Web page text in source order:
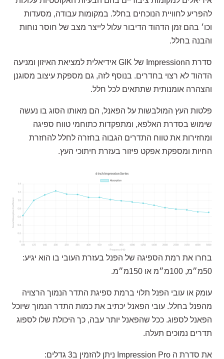
להפריע לחוויית הנוכחים בחלל. במקומות עבודה, מסעדות
וכו׳ בהם זמן הדהוד הדיבור עלול לייצר מצב של חוסר נוחות
והבנה בחלל.
סדרת הImpression של GIK אידיאלית למציאת האיזון ומניעה
הדהוד לא רצוי בחדרים. בנוסף לזה, גם מספקת עיצוב מסוגנן
והצהרה אומנותית שתתאים לכל חלל.
פלטות העץ המולבשות על הפאנל, הם מאותו הסוג בו נעשה
שימוש בסדרת האלפא, ומתפקדות כתוחמי טווח ספיגה
ומחזירות את טווח התדרים הגבוה בחזרה לחלל להחזרת
החיות ומספקת אפקט פיזור בעזרת חיתוכי העץ.
בחרו את רמת הספיגה של הפנל בעזרת העובי בו הוא יגיע:
50מ״מ, 100מ״מ או 150מ״מ.
עומק או עובי הפנל תלוי ברמת ספיגת התדר הנמוך הרצויה
מהפנל בחלל. עובי הפאנל יכתיב את כמות התדר הנמוך שיוכל
הפאנל לספוג. ככל שהפאנל יותר עבה, כך היכולת שלו לספוג
תדרים נמוכים תעלה.
את סדרת ה Impression Pro ניתן להזמין ב3 גדלים: